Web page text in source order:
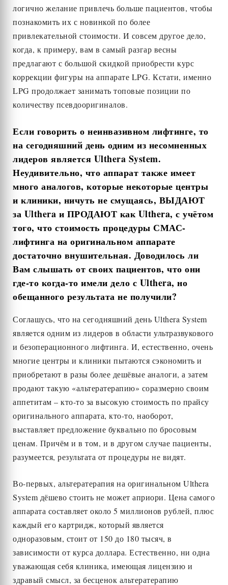
логично желание привлечь больше пациентов, чтобы
познакомить их с новинкой по более
привлекательной стоимости. И совсем другое дело,
когда, к примеру, вам в самый разгар весны
предлагают с большой скидкой приобрести курс
коррекции фигуры на аппарате LPG. Кстати, именно
LPG продолжает занимать топовые позиции по
количеству псевдооригиналов.
Если говорить о неинвазивном лифтинге, то
на сегодняшний день одним из несомненных
лидеров является Ulthera System.
Неудивительно, что аппарат также имеет
много аналогов, которые некоторые центры
и клиники, ничуть не смущаясь, ВЫДАЮТ
за Ulthera и ПРОДАЮТ какUlthera, с учётом
того, что стоимость процедуры СМАС-
лифтинга на оригинальном аппарате
достаточно внушительная. Доводилось ли
Вам слышать от своих пациентов, что они
где-то когда-то имели дело с Ulthera, но
обещанного результата не получили?
Соглашусь, что на сегодняшний день Ulthera System
является одним из лидеров в области ультразвукового
и безоперационного лифтинга. И, естественно, очень
многие центры и клиники пытаются сэкономить и
приобретают в разы более дешёвые аналоги, а затем
продают такую «альтератерапию» соразмерно своим
аппетитам – кто-то за высокую стоимость по прайсу
оригинального аппарата, кто-то, наоборот,
выставляет предложение буквально по бросовым
ценам. Причём и в том, и в другом случае пациенты,
разумеется, результата от процедуры не видят.
Во-первых, альтератерапия на оригинальном Ulthera
System дёшево стоить не может априори. Цена самого
аппарата составляет около 5 миллионов рублей, плюс
каждый его картридж, который является
одноразовым, стоит от 150 до 180 тысяч, в
зависимости от курса доллара. Естественно, ни одна
уважающая себя клиника, имеющая лицензию и
здравый смысл, за бесценок альтератерапию